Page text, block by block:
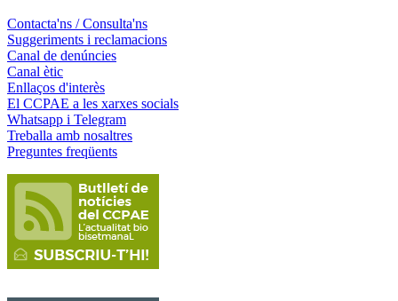
Contacta'ns / Consulta'ns
Suggeriments i reclamacions
Canal de denúncies
Canal ètic
Enllaços d'interès
El CCPAE a les xarxes socials
Whatsapp i Telegram
Treballa amb nosaltres
Preguntes freqüents